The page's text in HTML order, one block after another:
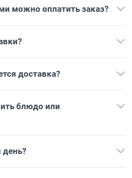
можно оплатить заказ?
доставка?
блюдо или
день?